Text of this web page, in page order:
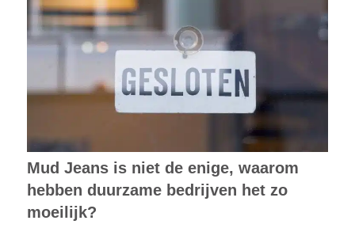
Mud Jeans is niet de enige, waarom
hebben duurzame bedrijven het zo
moeilijk?